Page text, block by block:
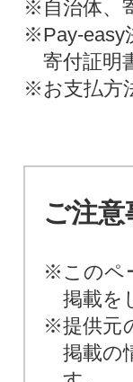
※自治体、
※Pay-easy
寄付証明
※お支払方
ご注意
※このペ
掲載を
※提供元
掲載の